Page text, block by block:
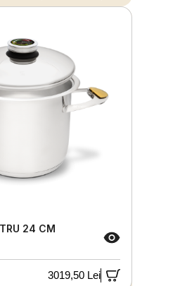
24 CM
3019,50 Lei